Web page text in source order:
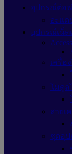
อุปกรณ์ต่อพ่
อะแด
อุปกรณ์เน็ต
เครื่อ
โมดูล
สายเ
ชุดอุ